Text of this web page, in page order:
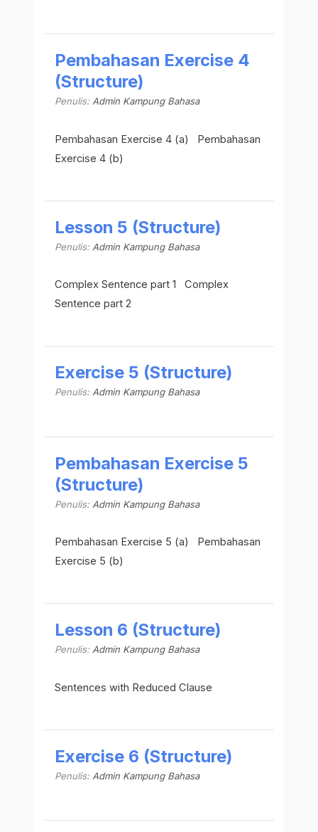
Pembahasan Exercise 4
(Structure)
Penulis:Admin Kampung Bahasa
Pembahasan Exercise 4 (a) Pembahasan
Exercise 4 (b)
Lesson 5 (Structure)
Penulis: Admin Kampung Bahasa
Complex Sentence part 1 Complex
Sentence part 2
Exercise 5 (Structure)
Penulis:Admin Kampung Bahasa
Pembahasan Exercise 5
(Structure)
Penulis: Admin Kampung Bahasa
Pembahasan Exercise 5 (a) Pembahasan
Exercise 5 (b)
Lesson 6 (Structure)
Penulis:Admin Kampung Bahasa
Sentences with Reduced Clause
Exercise 6 (Structure)
Penulis: Admin Kampung Bahasa